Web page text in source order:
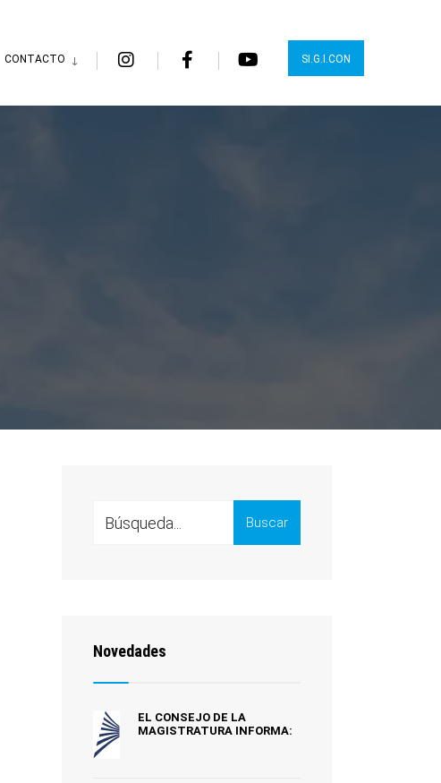
CONTACTO SI.G.I.CON
Buscar
Novedades
EL CONSEJO DE LA
MAGISTRATURA INFORMA: